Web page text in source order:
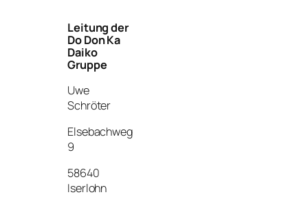
Leitung der
Do Don Ka
Daiko
Gruppe
Uwe
Schröter
Elsebachweg
9
58640
Iserlohn